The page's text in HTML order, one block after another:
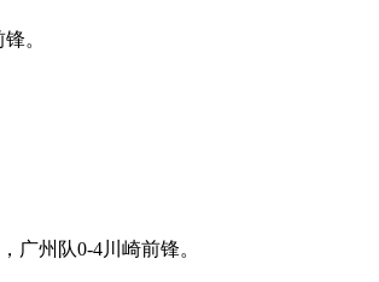
。
广州队0-4川崎前锋。